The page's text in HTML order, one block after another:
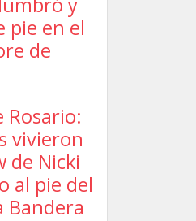
pie en el
de
Rosario:
vivieron
de Nicki
al pie del
Bandera